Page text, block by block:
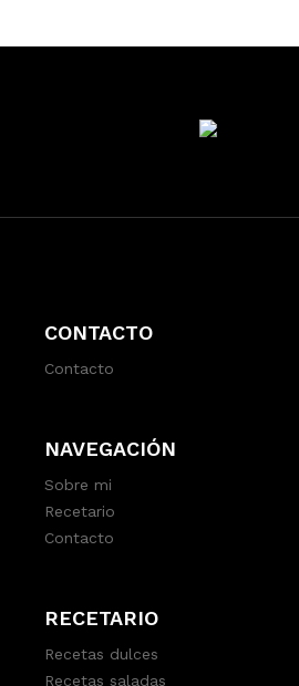
CONTACTO
Contacto
NAVEGACIÓN
Sobre mi
Recetario
Contacto
RECETARIO
Recetas dulces
Recetas saladas